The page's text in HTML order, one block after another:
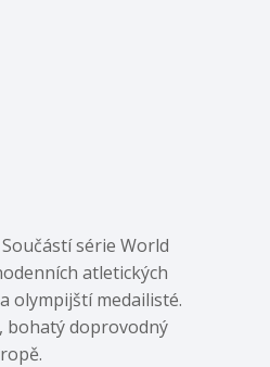
série World
atletických
olympijští medailisté.
bohatý doprovodný